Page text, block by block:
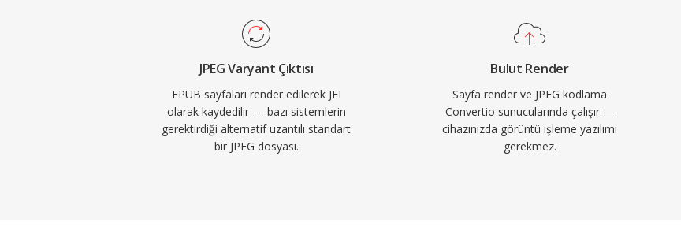
JPEG Varyant Çıktısı
EPUB sayfaları render edilerek JFI
olarak kaydedilir — bazı sistemlerin
gerektirdiği alternatif uzantılı standart
bir JPEG dosyası.
Bulut Render
Sayfa render ve JPEG kodlama
Convertio sunucularında çalışır —
cihazınızda görüntü işleme yazılımı
gerekmez.